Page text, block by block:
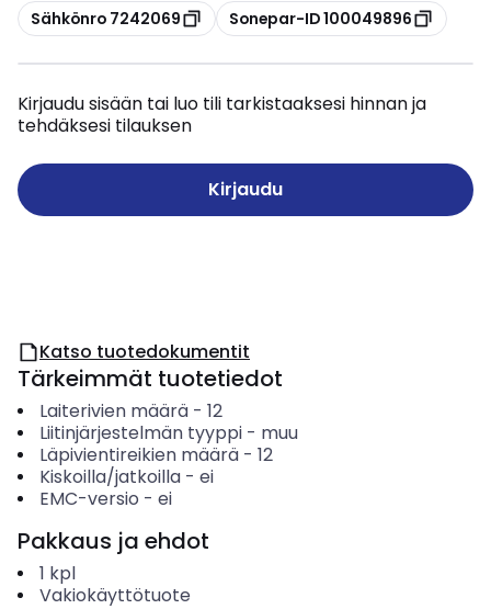
Kopioi
Sähkönro 7242069 Kopioi
Sonepar-ID 100049896
Kirjaudu sisään tai luo tili tarkistaaksesi hinnan ja
tehdäksesi tilauksen
Kirjaudu
Katso tuotedokumentit
Tärkeimmät tuotetiedot
Laiterivien määrä- 12
Liitinjärjestelmän tyyppi- muu
Läpivientireikien määrä- 12
Kiskoilla/jatkoilla- ei
EMC-versio - ei
Pakkaus ja ehdot
1 kpl
Vakiokäyttötuote